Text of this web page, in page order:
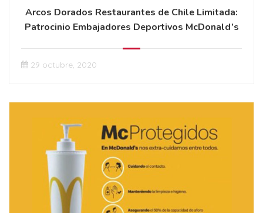
Arcos Dorados Restaurantes de Chile Limitada:
Patrocinio Embajadores Deportivos McDonald’s
29 octubre, 2020